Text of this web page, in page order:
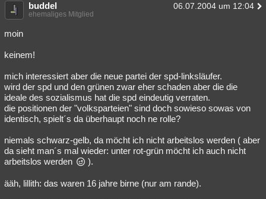
buddel 06.07.2004 um 12:04
ehemaliges Mitglied
moin
keinem!
mich interessiert aber die neue partei der spd-linksläufer.
wird der spd und den grünen zwar eher schaden aber die die
ideale des sozialismus hat die spd eindeutig verraten.
die positionen der "volksparteien" sind doch sowieso sowas von
identisch, spielt´s da überhaupt noch ne rolle?
niemals schwarz-gelb, da möcht ich nicht arbeitslos werden ( aber
da sieht man´s mal wieder: unter rot-grün möcht ich auch nicht
arbeitslos werden
).
ääh, lillith: das waren 16 jahre birne (nur am rande).